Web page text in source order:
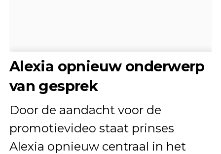
Alexia opnieuw onderwerp
van gesprek
Door de aandacht voor de
promotievideo staat prinses
Alexia opnieuw centraal in het